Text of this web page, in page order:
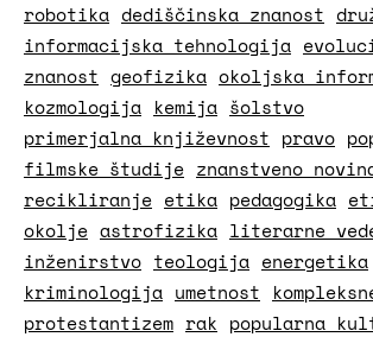
robotika dediščinska znanost
informacijska tehnologija
znanost geofizika okoljska
kozmologija kemija šolstvo
primerjalna književnost pravo
filmske študije znanstveno
recikliranje etika pedagogika
okolje astrofizika literarne
inženirstvo teologija energetika
kriminologija umetnost
protestantizem rak popularna